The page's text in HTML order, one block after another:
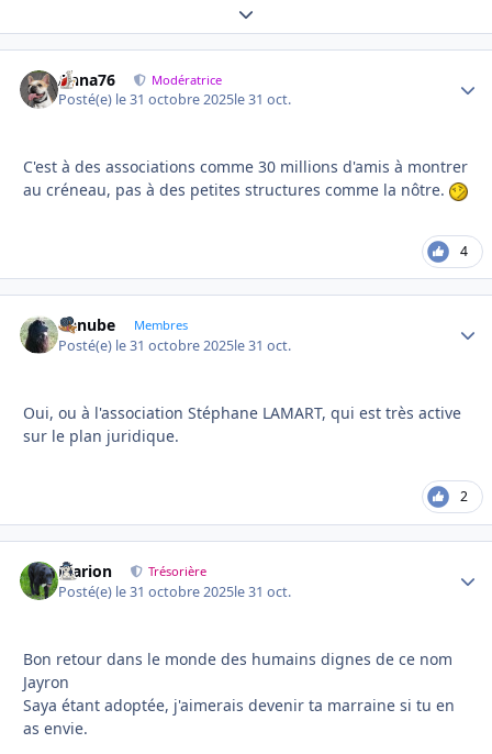
Expand topic overview
Anna76 Modératrice
Posté(e) le 31 octobre 2025le 31 oct.
C'est à des associations comme 30 millions d'amis à montrer
au créneau, pas à des petites structures comme la nôtre.
4
danube Membres
Posté(e) le 31 octobre 2025le 31 oct.
Oui, ou à l'association Stéphane LAMART, qui est très active
sur le plan juridique.
2
Marion Trésorière
Posté(e) le 31 octobre 2025le 31 oct.
Bon retour dans le monde des humains dignes de ce nom
Jayron
Saya étant adoptée, j'aimerais devenir ta marraine si tu en
as envie.